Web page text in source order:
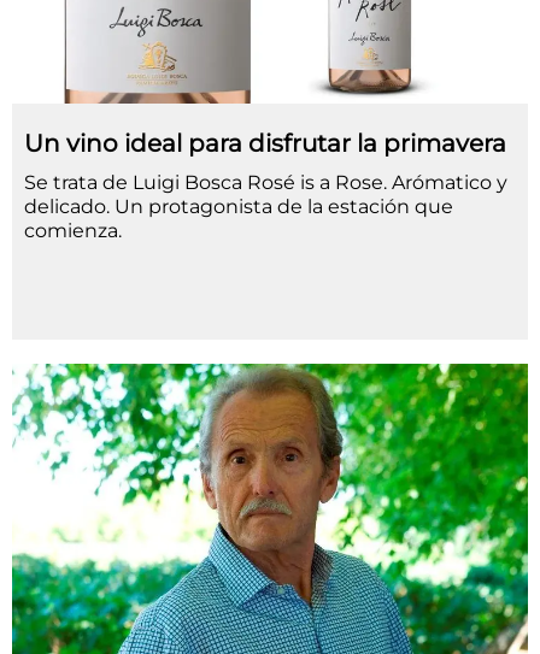
Un vino ideal para disfrutar la primavera
Se trata de Luigi Bosca Rosé is a Rose. Arómatico y
delicado. Un protagonista de la estación que
comienza.